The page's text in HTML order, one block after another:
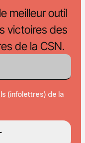
meilleur outil
victoires des
de la CSN.
(infolettres) de la